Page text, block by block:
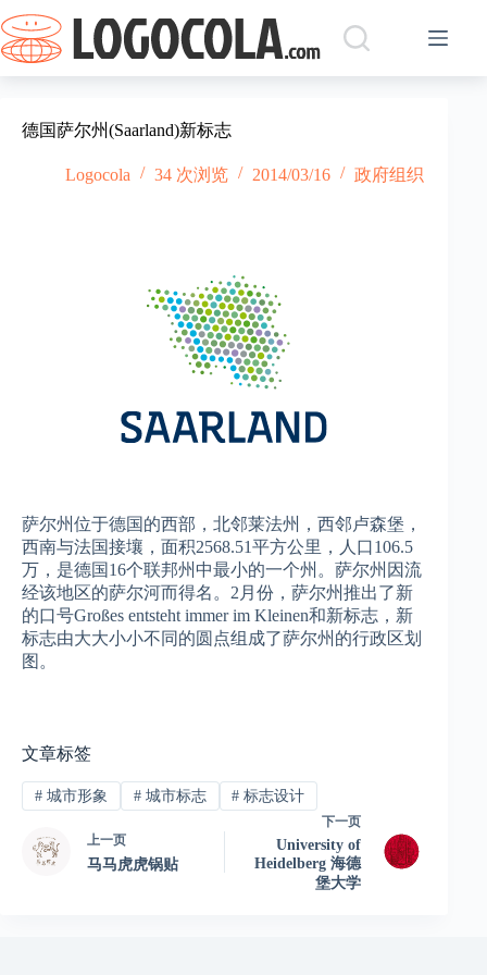
过
内
容
德国萨尔州(Saarland)新标志
Logocola 34 次浏览 2014/03/16 政府组织
萨尔州位于德国的西部，北邻莱法州，西邻卢森堡，
西南与法国接壤，面积2568.51平方公里，人口106.5
万，是德国16个联邦州中最小的一个州。萨尔州因流
经该地区的萨尔河而得名。2月份，萨尔州推出了新
的口号Großes entsteht immer im Kleinen和新标志，新
标志由大大小小不同的圆点组成了萨尔州的行政区划
图。
文章标签
#城市形象 #城市标志 # 标志设计
上一页
马马虎虎锅贴
下一页
University of
Heidelberg 海德
堡大学